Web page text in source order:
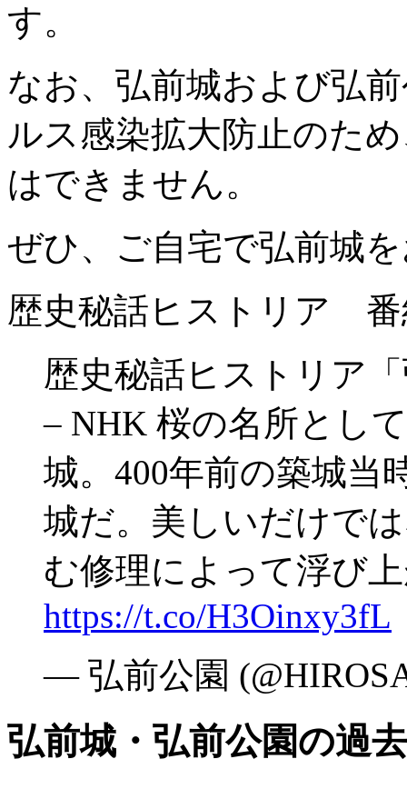
す。
なお、弘前城および弘
ルス感染拡大防止のた
はできません。
ぜひ、ご自宅で弘前城
歴史秘話ヒストリア 番
歴史秘話ヒストリア
– NHK 桜の名所とし
城。400年前の築城当
城だ。美しいだけで
む修理によって浮び
https://t.co/H3Oinxy3fL
— 弘前公園
弘前城・弘前公園の過